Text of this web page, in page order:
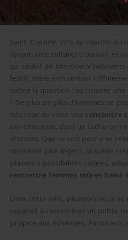
Saint-Étienne, ville au charme
dynamisme culturel croissant et
qui séduit de nombreux habitants
festif, mêlé à un certain
naître la question : où trouver une
? De plus en plus d’hommes se
désireux de vivre une rencontre
enrichissante, dans un cadre
attentes. Que ce soit pour une
moments plus légers, la scène
plusieurs possibilités ciblées,
rencontre femmes mûres Saint-
Dans cette ville, plusieurs lieux
capacité à rassembler un public
propice aux échanges. Parmi eux,